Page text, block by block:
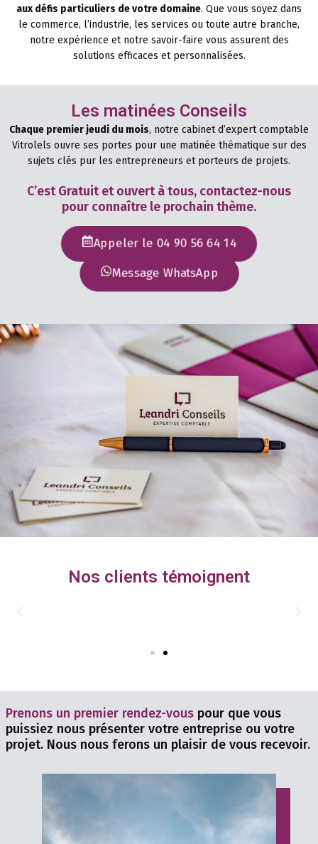
aux défis particuliers de votre domaine. Que vous soyez dans
le commerce, l’industrie, les services ou toute autre branche,
notre expérience et notre savoir-faire vous assurent des
solutions efficaces et personnalisées.
Les matinées Conseils
Chaque premier jeudi du mois, notre cabinet d’expert comptable
Vitrolels ouvre ses portes pour une matinée thématique sur des
sujets clés pur les entrepreneurs et porteurs de projets.
C’est Gratuit et ouvert à tous, contactez-nous
pour connaître le prochain thème.
Appeler le 04 90 56 64 14
Message WhatsApp
Nos clients témoignent
Prenons un premier rendez-vous pour que vous
puissiez nous présenter votre entreprise ou votre
projet. Nous nous ferons un plaisir de vous recevoir.